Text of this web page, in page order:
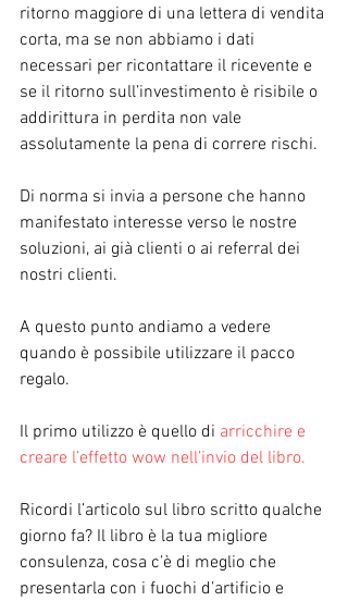
ritorno maggiore di una lettera di vendita
corta, ma se non abbiamo i dati
necessari per ricontattare il ricevente e
se il ritorno sull’investimento è risibile o
addirittura in perdita non vale
assolutamente la pena di correre rischi.
Di norma si invia a persone che hanno
manifestato interesse verso le nostre
soluzioni, ai già clienti o ai referral dei
nostri clienti.
A questo punto andiamo a vedere
quando è possibile utilizzare il pacco
regalo.
Il primo utilizzo è quello di arricchire e
creare l’effetto wow nell’invio del libro.
Ricordi l’articolo sul libro scritto qualche
giorno fa? Il libro è la tua migliore
consulenza, cosa c’è di meglio che
presentarla con i fuochi d’artificio e